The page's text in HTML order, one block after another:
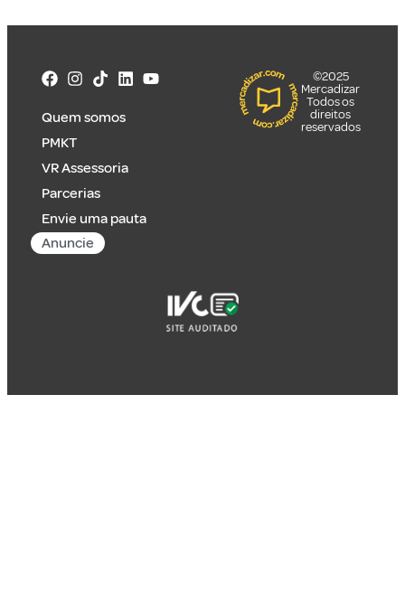
Quem somos
PMKT
VR Assessoria
Parcerias
Envie uma pauta
Anuncie
©2025
Mercadizar
Todos os
direitos
reservados